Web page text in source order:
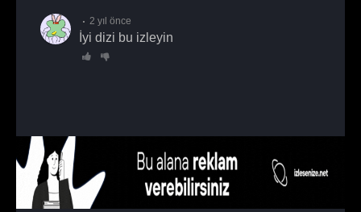
2 yıl önce
İyi dizi bu izleyin